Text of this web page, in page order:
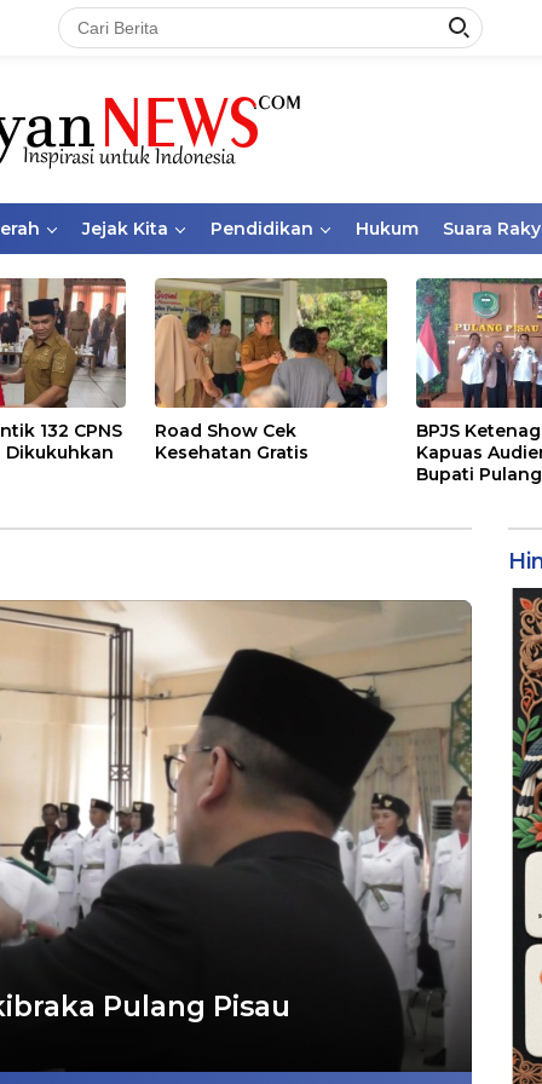
Jejak Kita Pendidikan Hukum Suara
132 CPNS
Dikukuhkan
Road Show Cek
Kesehatan Gratis
BPJS
Kapuas
Bupati
Pulang Pisau